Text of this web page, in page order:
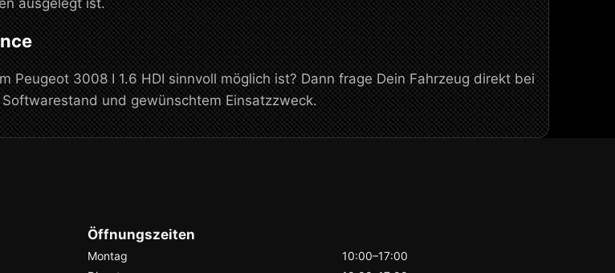
Peugeot 3008 I 1.6 HDI sinnvoll möglich ist? Dann frage Dein Fahrzeug direkt bei
und gewünschtem Einsatzzweck.
Öffnungszeiten
Montag
10:00–17:00